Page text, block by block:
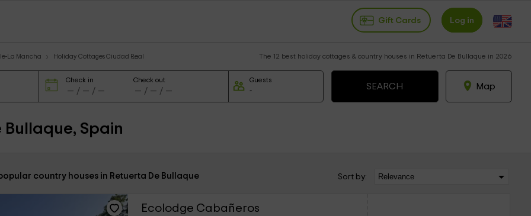
Gift Cards Log in
La Mancha Holiday Cottages Ciudad Real The 12 best holiday cottages & country houses in Retuerta De Bullaque in 2026
Check in Check out Guests
Map
Spain
country houses in Retuerta De Bullaque Sort by:
Ecolodge Cabañeros